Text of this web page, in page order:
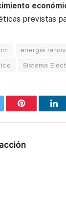
previstas
energía
Sistema
Pinterest